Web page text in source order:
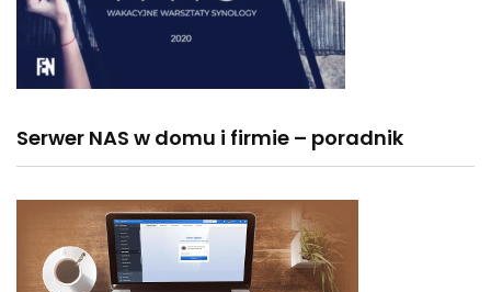
Serwer NAS w domu i firmie – poradnik